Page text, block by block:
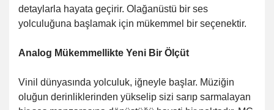
detaylarla hayata geçirir. Olağanüstü bir ses
yolculuğuna başlamak için mükemmel bir seçenektir.
Analog Mükemmellikte Yeni Bir Ölçüt
Vinil dünyasında yolculuk, iğneyle başlar. Müziğin
oluğun derinliklerinden yükselip sizi sarıp sarmalayan